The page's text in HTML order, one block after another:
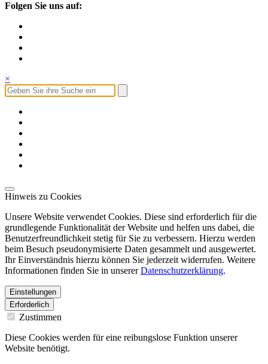
Folgen Sie uns auf:
×
Hinweis zu Cookies
Unsere Website verwendet Cookies. Diese sind erforderlich für die
grundlegende Funktionalität der Website und helfen uns dabei, die
Benutzerfreundlichkeit stetig für Sie zu verbessern. Hierzu werden
beim Besuch pseudonymisierte Daten gesammelt und ausgewertet.
Ihr Einverständnis hierzu können Sie jederzeit widerrufen. Weitere
Informationen finden Sie in unsererDatenschutzerklärung.
Einstellungen
Erforderlich
Zustimmen
Diese Cookies werden für eine reibungslose Funktion unserer
Website benötigt.